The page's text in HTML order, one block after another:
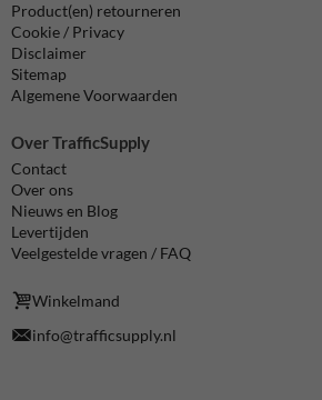
Product(en) retourneren
Cookie / Privacy
Disclaimer
Sitemap
Algemene Voorwaarden
Over TrafficSupply
Contact
Over ons
Nieuws en Blog
Levertijden
Veelgestelde vragen / FAQ
Winkelmand
info@trafficsupply.nl